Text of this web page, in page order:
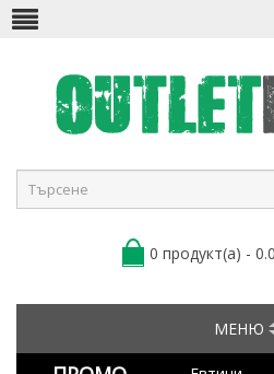
0 продукт(а) -
МЕНЮ